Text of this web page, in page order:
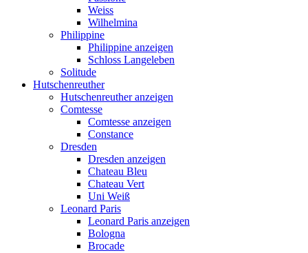
Weiss
Wilhelmina
Philippine
Philippine anzeigen
Schloss Langeleben
Solitude
Hutschenreuther
Hutschenreuther anzeigen
Comtesse
Comtesse anzeigen
Constance
Dresden
Dresden anzeigen
Chateau Bleu
Chateau Vert
Uni Weiß
Leonard Paris
Leonard Paris anzeigen
Bologna
Brocade